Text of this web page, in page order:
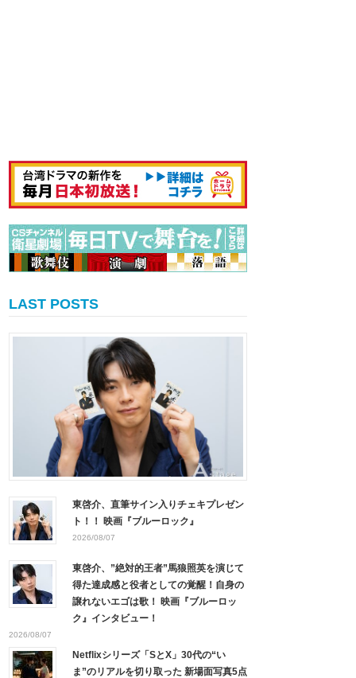
LAST POSTS
東啓介、直筆サイン入りチェキプレゼン
ト！！ 映画『ブルーロック』
2026/08/07
東啓介、”絶対的王者”馬狼照英を演じて
得た達成感と役者としての覚醒！自身の
譲れないエゴは歌！ 映画『ブルーロッ
ク』インタビュー！
2026/08/07
Netflixシリーズ「SとX」30代の“い
ま”のリアルを切り取った 新場面写真5点